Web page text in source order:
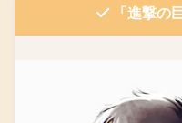
「進撃の